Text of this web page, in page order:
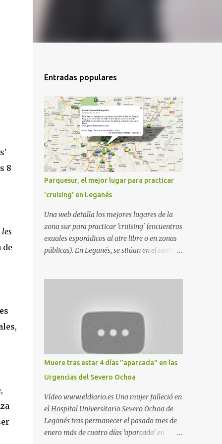
8
de
Entradas populares
Parquesur, el mejor lugar para practicar
'cruising' en Leganés
Una web detalla los mejores lugares de la
zona sur para practicar 'cruising' (encuentros
exuales esporádicos al aire libre o en zonas
públicas). En Leganés, se sitúan en el centro
indica esta información recopilada por los
propios practicantes. 'Ante la crisis, disfrute' ,
señalan. "Cruising: Parquesur: para ligar
baños junto a Burger King o H&M. Y si has
pillado pareja ocacional, parking
subterráneo de Leroy Merlin. Otro espacio
para el 'cruising' es enfrente al tanatorio
(junto al estadio municipal de Butarque) y
caminos entre el estadio y Plaza Nueva. Otro
lugar: Escombrera de Polvoranca, entre
Leganés y Móstoles También en el parque de
Muere tras estar 4 días "aparcada" en las
Urgencias del Severo Ochoa
Vídeo www.eldiario.es Una mujer falleció en
el Hospital Universitario Severo Ochoa de
Leganés tras permanecer el pasado mes de
enero más de cuatro días 'aparcada' en